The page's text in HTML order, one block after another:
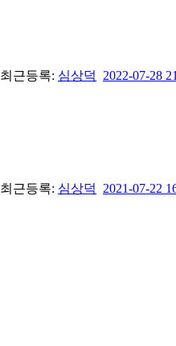
최근등록: 심상덕 2022-07-28
최근등록: 심상덕 2021-07-22